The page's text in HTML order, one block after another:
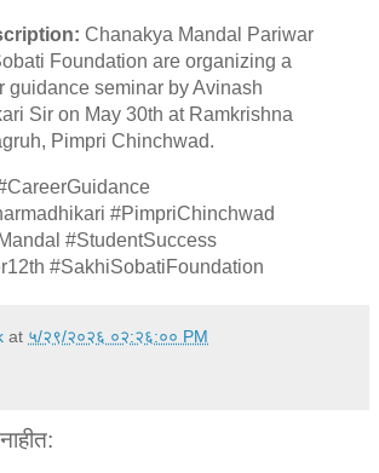
Chanakya Mandal Pariwar
Foundation are organizing a
guidance seminar by Avinash
Sir on May 30th at Ramkrishna
Pimpri Chinchwad.
#PimpriChinchwad
#StudentSuccess
#SakhiSobatiFoundation
at ५/२९/२०२६ ०२:२६:०० PM